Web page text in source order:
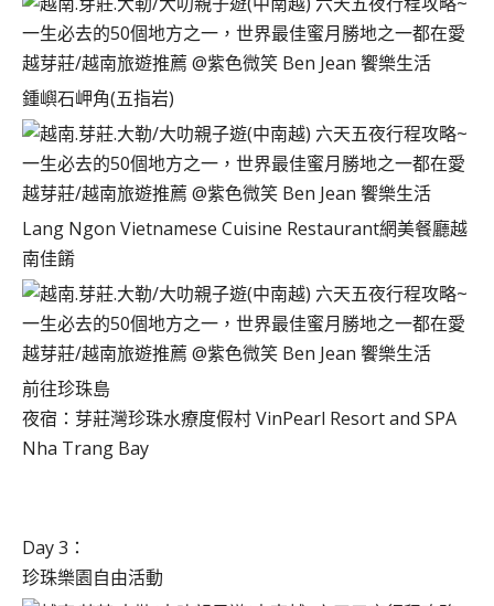
鍾嶼石岬角(五指岩)
Lang Ngon Vietnamese Cuisine Restaurant網美餐廳越
南佳餚
前往珍珠島
夜宿：芽莊灣珍珠水療度假村 VinPearl Resort and SPA
Nha Trang Bay
Day 3：
珍珠樂園自由活動